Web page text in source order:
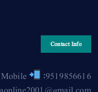
Contact Info
Mobile
:9519856616